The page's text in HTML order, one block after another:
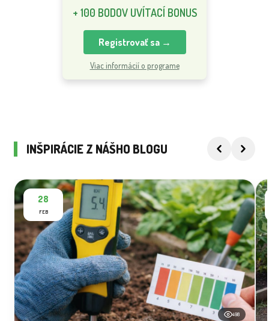
+ 100 BODOV UVÍTACÍ BONUS
Registrovať sa →
Viac informácií o programe
INŠPIRÁCIE Z NÁŠHO BLOGU
28
FEB
498